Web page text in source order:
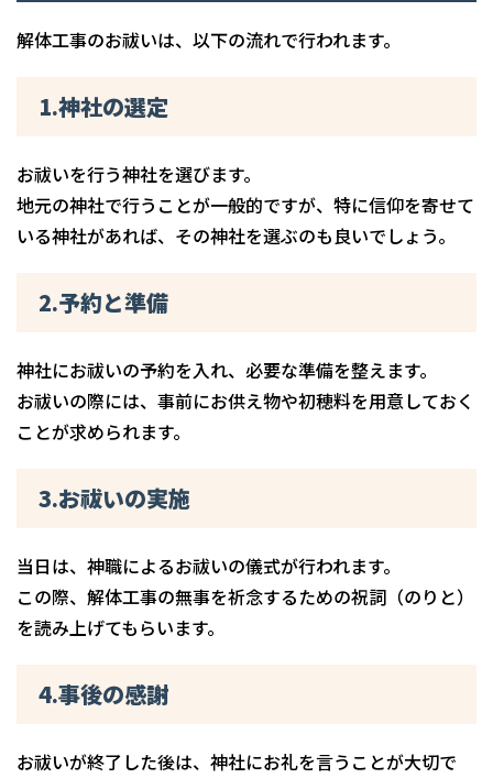
解体工事のお祓いは、以下の流れで行われます。
1.神社の選定
お祓いを行う神社を選びます。
地元の神社で行うことが一般的ですが、特に信仰を寄せて
いる神社があれば、その神社を選ぶのも良いでしょう。
2.予約と準備
神社にお祓いの予約を入れ、必要な準備を整えます。
お祓いの際には、事前にお供え物や初穂料を用意しておく
ことが求められます。
3.お祓いの実施
当日は、神職によるお祓いの儀式が行われます。
この際、解体工事の無事を祈念するための祝詞（のりと）
を読み上げてもらいます。
4.事後の感謝
お祓いが終了した後は、神社にお礼を言うことが大切で